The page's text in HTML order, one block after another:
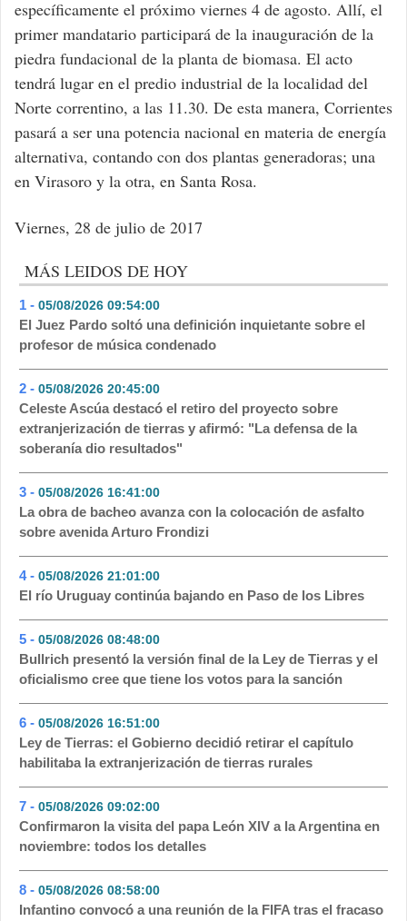
específicamente el próximo viernes 4 de agosto. Allí, el
primer mandatario participará de la inauguración de la
piedra fundacional de la planta de biomasa. El acto
tendrá lugar en el predio industrial de la localidad del
Norte correntino, a las 11.30. De esta manera, Corrientes
pasará a ser una potencia nacional en materia de energía
alternativa, contando con dos plantas generadoras; una
en Virasoro y la otra, en Santa Rosa.
Viernes, 28 de julio de 2017
MÁS LEIDOS DE HOY
1 - 05/08/2026 09:54:00
El Juez Pardo soltó una definición inquietante sobre el
profesor de música condenado
2 - 05/08/2026 20:45:00
Celeste Ascúa destacó el retiro del proyecto sobre
extranjerización de tierras y afirmó: "La defensa de la
soberanía dio resultados"
3 - 05/08/2026 16:41:00
La obra de bacheo avanza con la colocación de asfalto
sobre avenida Arturo Frondizi
4 - 05/08/2026 21:01:00
El río Uruguay continúa bajando en Paso de los Libres
5 - 05/08/2026 08:48:00
Bullrich presentó la versión final de la Ley de Tierras y el
oficialismo cree que tiene los votos para la sanción
6 - 05/08/2026 16:51:00
Ley de Tierras: el Gobierno decidió retirar el capítulo
habilitaba la extranjerización de tierras rurales
7 - 05/08/2026 09:02:00
Confirmaron la visita del papa León XIV a la Argentina en
noviembre: todos los detalles
8 - 05/08/2026 08:58:00
Infantino convocó a una reunión de la FIFA tras el fracaso